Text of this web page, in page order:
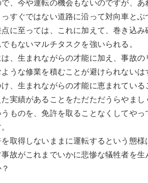
、今や運転の機会もないのですが、
すぐではない道路に沿って対向車とぶ
に至っては、これに加えて、巻き込
もないマルチタスクを強いられる。
、生まれながらの才能に加え、事故
うな修業を積むことが避けられないは
、生まれながらの才能に恵まれてい
実績があることをただただうらやまし
ものを、免許を取ることなくしてや
取得しないままに運転するという態様
故がこれまでいかに悲惨な犠牲者を